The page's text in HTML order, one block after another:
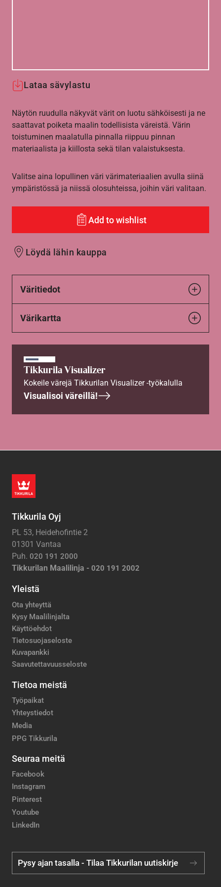
Lataa sävylastu
Näytön ruudulla näkyvät värit on luotu sähköisesti ja ne
saattavat poiketa maalin todellisista väreistä. Värin
toistuminen maalatulla pinnalla riippuu pinnan
materiaalista ja kiillosta sekä tilan valaistuksesta.
Valitse aina lopullinen väri värimateriaalien avulla siinä
ympäristössä ja niissä olosuhteissa, joihin väri valitaan.
Add to wishlist
Löydä lähin kauppa
Väritiedot
Värikartta
Tikkurila Visualizer
Kokeile värejä Tikkurilan Visualizer -työkalulla
Visualisoi väreillä!
Tikkurila Oyj
PL 53, Heidehofintie 2
01301 Vantaa
Puh. 020 191 2000
Tikkurilan Maalilinja - 020 191 2002
Yleistä
Ota yhteyttä
Kysy Maalilinjalta
Käyttöehdot
Tietosuojaseloste
Kuvapankki
Saavutettavuusseloste
Tietoa meistä
Työpaikat
Yhteystiedot
Media
PPG Tikkurila
Seuraa meitä
Facebook
Instagram
Pinterest
Youtube
LinkedIn
Pysy ajan tasalla - Tilaa Tikkurilan uutiskirje